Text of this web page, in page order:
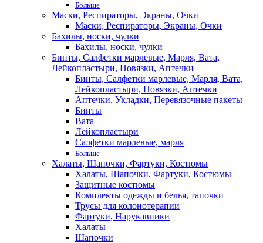
Больше
Маски, Респираторы, Экраны, Очки
Маски, Респираторы, Экраны, Очки
Бахилы, носки, чулки
Бахилы, носки, чулки
Бинты, Салфетки марлевые, Марля, Вата,
Лейкопластыри, Повязки, Аптечки
Бинты, Салфетки марлевые, Марля, Вата,
Лейкопластыри, Повязки, Аптечки
Аптечки, Укладки, Перевязочные пакеты
Бинты
Вата
Лейкопластыри
Салфетки марлевые, марля
Больше
Халаты, Шапочки, Фартуки, Костюмы
Халаты, Шапочки, Фартуки, Костюмы
Защитные костюмы
Комплекты одежды и белья, тапочки
Трусы для колонотерапии
Фартуки, Нарукавники
Халаты
Шапочки